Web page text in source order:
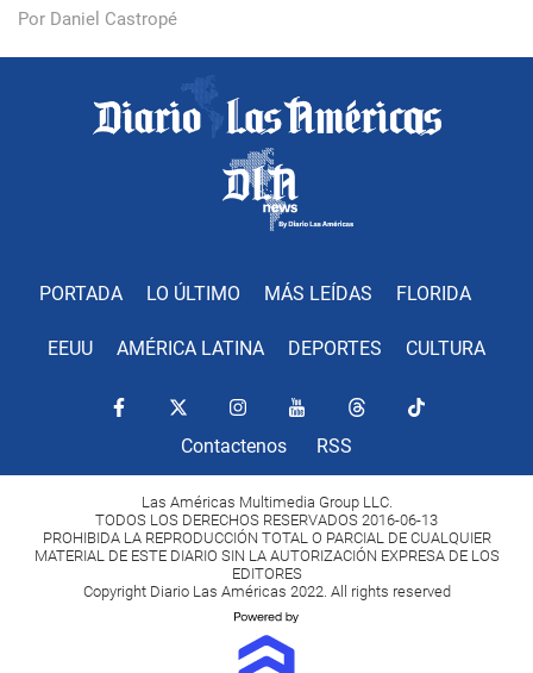
Por Daniel Castropé
PORTADA LO ÚLTIMO MÁS LEÍDAS FLORIDA
EEUU AMÉRICA LATINA DEPORTES CULTURA
Contactenos RSS
Las Américas Multimedia Group LLC.
TODOS LOS DERECHOS RESERVADOS 2016-06-13
PROHIBIDA LA REPRODUCCIÓN TOTAL O PARCIAL DE CUALQUIER
MATERIAL DE ESTE DIARIO SIN LA AUTORIZACIÓN EXPRESA DE LOS
EDITORES
Copyright Diario Las Américas 2022. All rights reserved